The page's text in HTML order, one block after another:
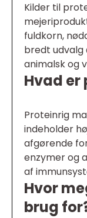
Kilder til
fuldkorn,
bredt
animalsk og
Hvad
Proteinrig
indeholder
afgørende
enzymer og
af
Hvor
brug